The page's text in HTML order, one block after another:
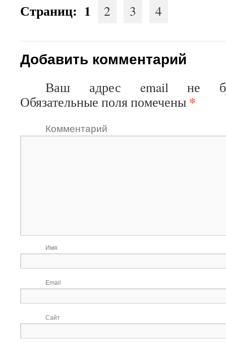
Страниц: 1 2 3 4
Добавить комментарий
Ваш адрес email не
Обязательные поля помечены *
Сайт